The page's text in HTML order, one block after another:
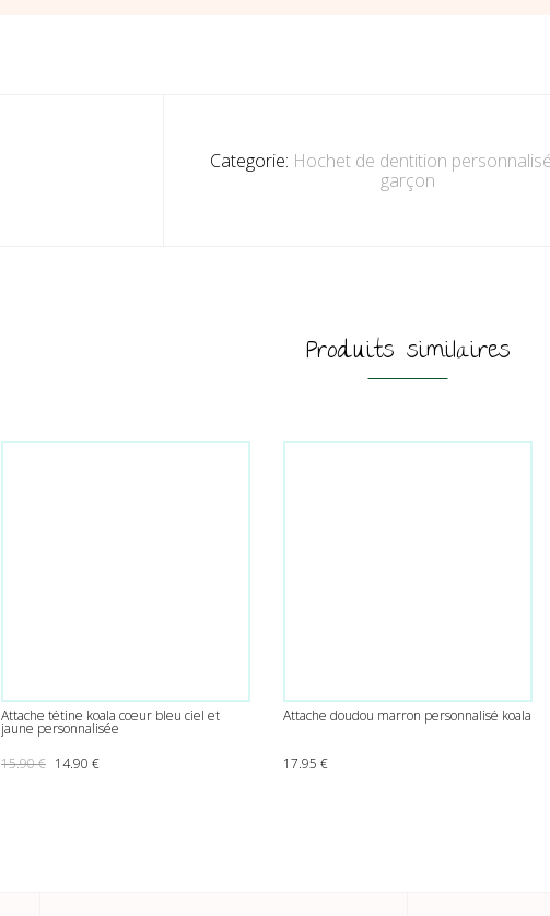
Categorie: Hochet de dentition
garçon
Produits similaires
Attache tétine koala coeur bleu ciel et
jaune personnalisée
15.90€ Le prix initial était : 15.90 €.
14.90 €Le prix actuel est : 14.90 €.
Attache doudou marron personnalisé koala
17.95 €